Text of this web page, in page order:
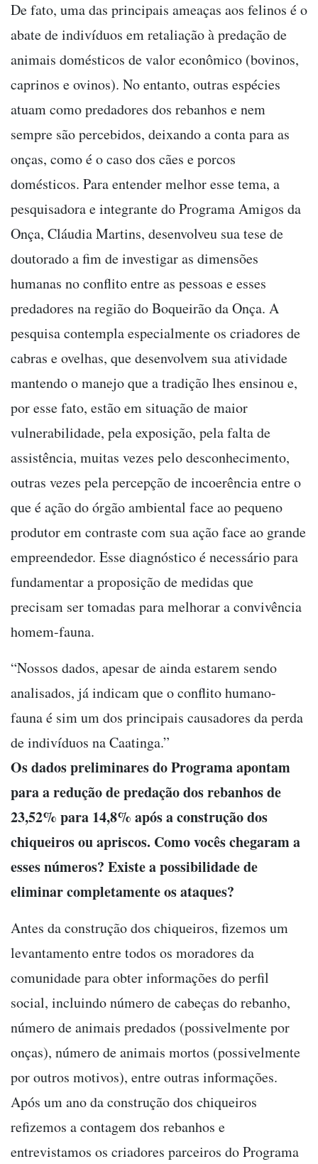
De fato, uma das principais ameaças aos felinos é o
abate de indivíduos em retaliação à predação de
animais domésticos de valor econômico (bovinos,
caprinos e ovinos). No entanto, outras espécies
atuam como predadores dos rebanhos e nem
sempre são percebidos, deixando a conta para as
onças, como é o caso dos cães e porcos
domésticos. Para entender melhor esse tema, a
pesquisadora e integrante do Programa Amigos da
Onça, Cláudia Martins, desenvolveu sua tese de
doutorado a fim de investigar as dimensões
humanas no conflito entre as pessoas e esses
predadores na região do Boqueirão da Onça. A
pesquisa contempla especialmente os criadores de
cabras e ovelhas, que desenvolvem sua atividade
mantendo o manejo que a tradição lhes ensinou e,
por esse fato, estão em situação de maior
vulnerabilidade, pela exposição, pela falta de
assistência, muitas vezes pelo desconhecimento,
outras vezes pela percepção de incoerência entre o
que é ação do órgão ambiental face ao pequeno
produtor em contraste com sua ação face ao grande
empreendedor. Esse diagnóstico é necessário para
fundamentar a proposição de medidas que
precisam ser tomadas para melhorar a convivência
homem-fauna.
“Nossos dados, apesar de ainda estarem sendo
analisados, já indicam que o conflito humano-
fauna é sim um dos principais causadores da perda
de indivíduos na Caatinga.”
Os dados preliminares do Programa apontam
para a redução de predação dos rebanhos de
23,52% para 14,8% após a construção dos
chiqueiros ou apriscos. Como vocês chegaram a
esses números? Existe a possibilidade de
eliminar completamente os ataques?
Antes da construção dos chiqueiros, fizemos um
levantamento entre todos os moradores da
comunidade para obter informações do perfil
social, incluindo número de cabeças do rebanho,
número de animais predados (possivelmente por
onças), número de animais mortos (possivelmente
por outros motivos), entre outras informações.
Após um ano da construção dos chiqueiros
refizemos a contagem dos rebanhos e
entrevistamos os criadores parceiros do Programa